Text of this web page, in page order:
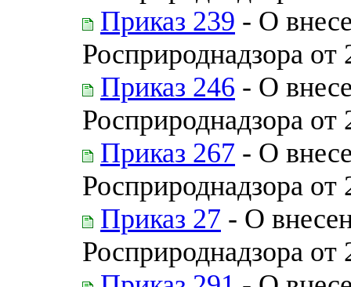
Приказ 239 - О
Росприроднадзора
Приказ 246 - О
Росприроднадзора
Приказ 267 - О
Росприроднадзора
Приказ 27 - О
Росприроднадзора